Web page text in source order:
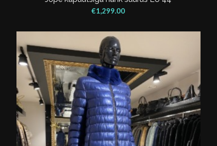
€1,299.00